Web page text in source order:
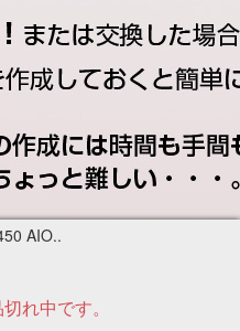
AIO..
れ中です。